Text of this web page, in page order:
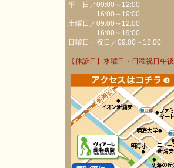
平 日／09:00～12:00
16:00～19:00
土曜日／09:00～12:00
16:00～19:00
日曜日・祝日／09:00～12:00
【休診日】水曜日・日曜祝日午後